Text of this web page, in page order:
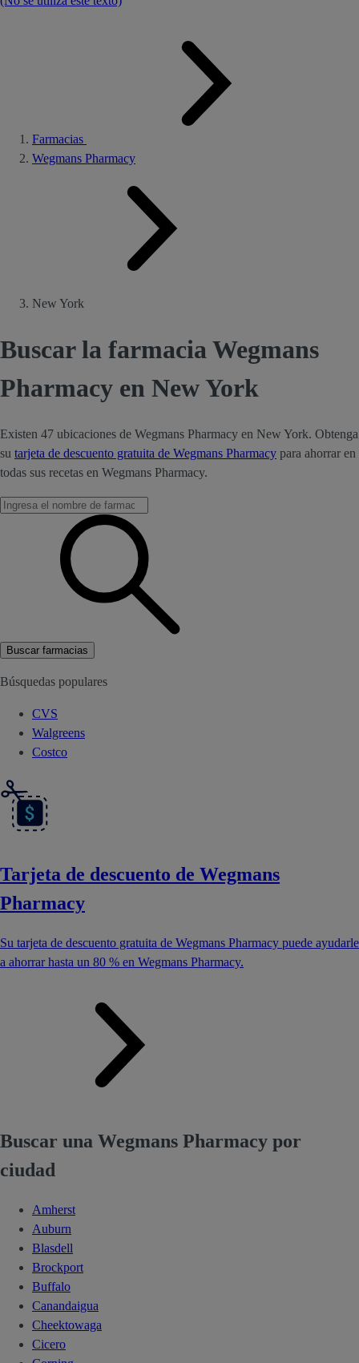
Farmacias
Wegmans Pharmacy
New York
Buscar la farmacia Wegmans
Pharmacy en New York
Existen 47 ubicaciones de Wegmans Pharmacy en New York. Obtenga
su tarjeta de descuento gratuita de Wegmans Pharmacy para ahorrar en
todas sus recetas en Wegmans Pharmacy.
Buscar farmacias
Búsquedas populares
CVS
Walgreens
Costco
Tarjeta de descuento de Wegmans
Pharmacy
Su tarjeta de descuento gratuita de Wegmans Pharmacy puede ayudarle
a ahorrar hasta un 80 % en Wegmans Pharmacy.
Buscar una Wegmans Pharmacy por
ciudad
Amherst
Auburn
Blasdell
Brockport
Buffalo
Canandaigua
Cheektowaga
Cicero